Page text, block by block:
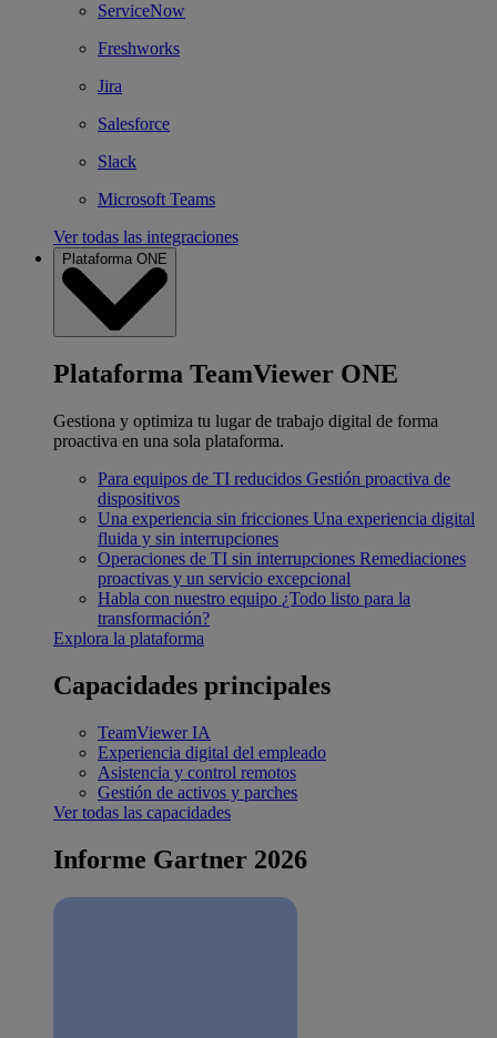
ServiceNow
Freshworks
Jira
Salesforce
Slack
Microsoft Teams
Ver todas las integraciones
Plataforma ONE
Plataforma TeamViewer ONE
Gestiona y optimiza tu lugar de trabajo digital de forma
proactiva en una sola plataforma.
Para equipos de TI reducidos Gestión proactiva de
dispositivos
Una experiencia sin fricciones Una experiencia digital
fluida y sin interrupciones
Operaciones de TI sin interrupciones Remediaciones
proactivas y un servicio excepcional
Habla con nuestro equipo ¿Todo listo para la
transformación?
Explora la plataforma
Capacidades principales
TeamViewer IA
Experiencia digital del empleado
Asistencia y control remotos
Gestión de activos y parches
Ver todas las capacidades
Informe Gartner 2026